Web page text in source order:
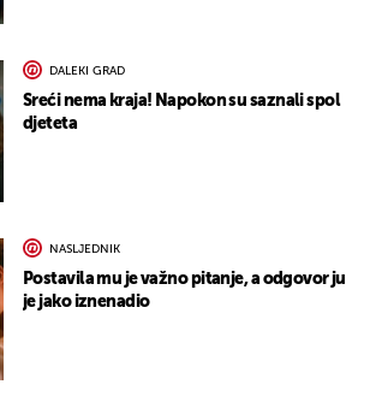
DALEKI GRAD
Sreći nema kraja! Napokon su saznali spol
djeteta
NASLJEDNIK
Postavila mu je važno pitanje, a odgovor ju
je jako iznenadio